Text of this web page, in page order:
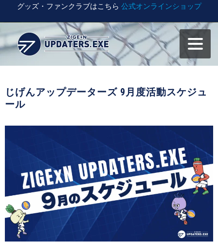
グッズ・ファンクラブはこちら 公式オンラインショップ
じげんアップデーターズ 9月度活動スケジュ
ール